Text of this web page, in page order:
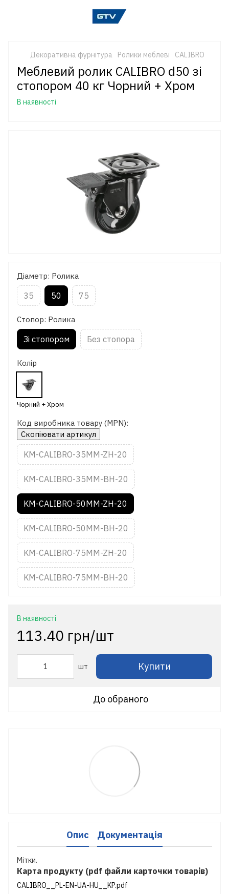
Декоративна фурнітура Ролики меблеві CALIBRO
Меблевий ролик CALIBRO d50 зі
стопором 40 кг Чорний + Хром
В наявності
Діаметр: Ролика
35 50 75
Стопор: Ролика
Зі стопором Без стопора
Колір
Код виробника товару (MPN):
Скопіювати артикул
KM-CALIBRO-35MM-ZH-20
KM-CALIBRO-35MM-BH-20
KM-CALIBRO-50MM-ZH-20
KM-CALIBRO-50MM-BH-20
KM-CALIBRO-75MM-ZH-20
KM-CALIBRO-75MM-BH-20
В наявності
113.40 грн/шт
шт Купити
До обраного
Опис Документація
Мітки.
Карта продукту (pdf файли карточки товарів)
CALIBRO__PL-EN-UA-HU__KP.pdf